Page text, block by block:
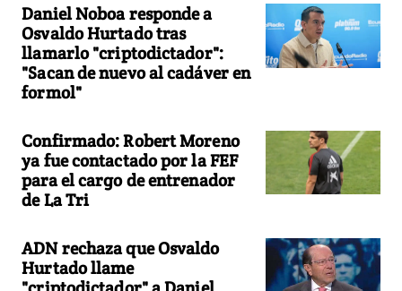
Daniel Noboa responde a
Osvaldo Hurtado tras
llamarlo "criptodictador":
"Sacan de nuevo al cadáver en
formol"
Confirmado: Robert Moreno
ya fue contactado por la FEF
para el cargo de entrenador
de La Tri
ADN rechaza que Osvaldo
Hurtado llame